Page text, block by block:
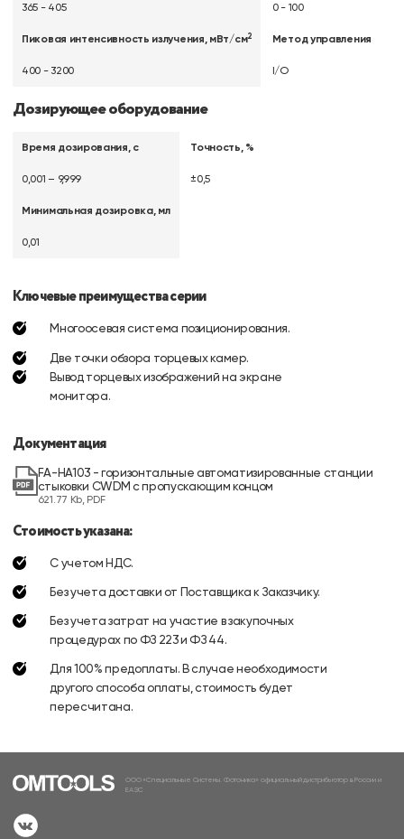
365 - 405
Пиковая интенсивность излучения, мВт/см2
400 - 3200
0 - 100
Метод управления
I/O
Дозирующее оборудование
Время дозирования, с
0,001 – 9,999
Минимальная дозировка, мл
0,01
Точность, %
±0,5
Ключевые преимущества серии
Многоосевая система позиционирования.
Две точки обзора торцевых камер.
Вывод торцевых изображений на экране
монитора.
Документация
FA-HA103 - горизонтальные автоматизированные станции
стыковки CWDM с пропускающим концом
621.77 Kb, PDF
Стоимость указана:
С учетом НДС.
Без учета доставки от Поставщика к Заказчику.
Без учета затрат на участие в закупочных
процедурах по ФЗ 223 и ФЗ 44.
Для 100% предоплаты. В случае необходимости
другого способа оплаты, стоимость будет
пересчитана.
ООО «Специальные Системы. Фотоника» официальный дистрибьютор в России и
ЕАЭС